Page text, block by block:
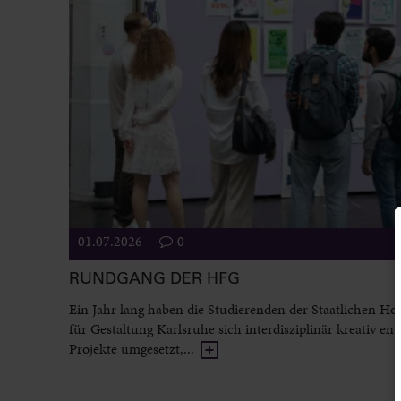
01.07.2026 0
RUNDGANG DER HFG
Ein Jahr lang haben die Studierenden der Staatlichen
für Gestaltung Karlsruhe sich interdisziplinär kreativ
Projekte umgesetzt,...